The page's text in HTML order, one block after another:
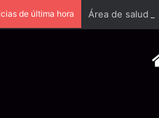
de última hora